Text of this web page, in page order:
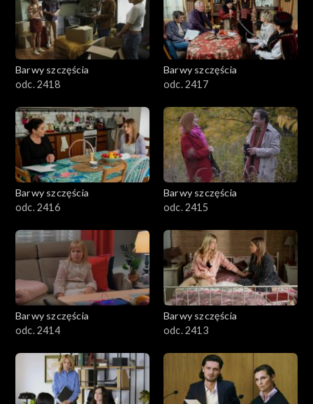
Barwy szczęścia
odc. 2418
Barwy szczęścia
odc. 2417
Barwy szczęścia
odc. 2416
Barwy szczęścia
odc. 2415
Barwy szczęścia
odc. 2414
Barwy szczęścia
odc. 2413